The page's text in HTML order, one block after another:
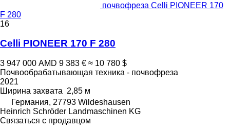
почвофреза Celli PIONEER 170
F 280
16
Celli PIONEER 170 F 280
3 947 000 AMD 9 383 € ≈ 10 780 $
Почвообрабатывающая техника - почвофреза
2021
Ширина захвата 2,85 м
Германия, 27793 Wildeshausen
Heinrich Schröder Landmaschinen KG
Связаться с продавцом